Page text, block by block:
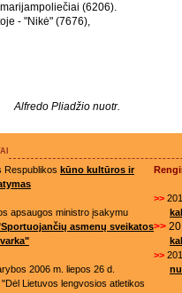
(6206).
- "Nikė" (7676),
Alfredo Pliadžio nuotr.
Respublikos kūno kultūros ir
apsaugos ministro įsakymu
asmenų sveikatos
2006 m. liepos 26 d.
"Dėl Lietuvos lengvosios atletikos
>>
>>
>>